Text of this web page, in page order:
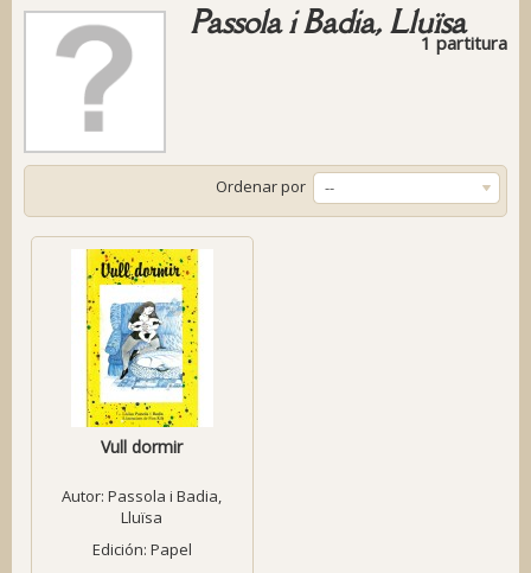
Passola i Badia, Lluïsa
1 partitura
Ordenar por --
Vull dormir
Autor:Passola i Badia,
Lluïsa
Edición: Papel